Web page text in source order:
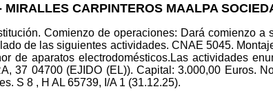
MIRALLES CARPINTEROS MAALPA
Comienzo de operaciones: Dará comienzo
de las siguientes actividades. CNAE 5045.
de aparatos electrodomésticos.Las actividades
37 04700 (EJIDO (EL)). Capital: 3.000,00 Euros.
S 8 , H AL 65739, I/A 1 (31.12.25).